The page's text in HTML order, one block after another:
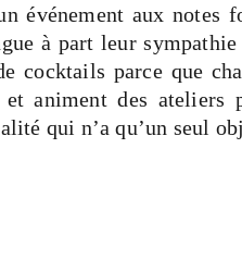
événement aux notes
à part leur
cocktails parce que
animent des ateliers
qui n’a qu’un seul